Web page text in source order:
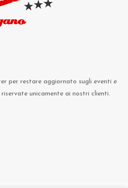
per restare aggiornato sugli eventi e
unicamente ai nostri clienti.